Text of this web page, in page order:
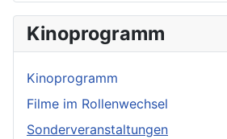
Kinoprogramm
Kinoprogramm
Filme im Rollenwechsel
Sonderveranstaltungen